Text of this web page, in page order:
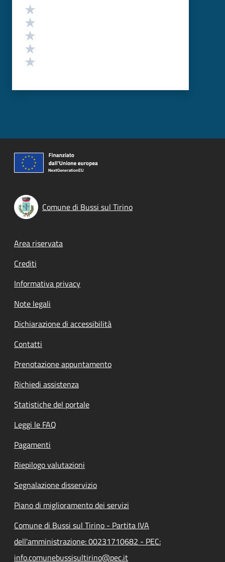
Valutazione
Comune di Bussi sul Tirino
Footer menu
Area riservata
Crediti
Informativa privacy
Note legali
Dichiarazione di accessibilità
Contatti
Prenotazione appuntamento
Richiedi assistenza
Statistiche del portale
Leggi le FAQ
Pagamenti
Riepilogo valutazioni
Segnalazione disservizio
Piano di miglioramento dei servizi
Comune di Bussi sul Tirino - Partita IVA
dell'amministrazione: 00231710682 - PEC:
info.comunebussisultirino@pec.it